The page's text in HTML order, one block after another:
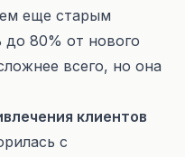
еще старым
80% от нового
всего, но она
клиентов
с